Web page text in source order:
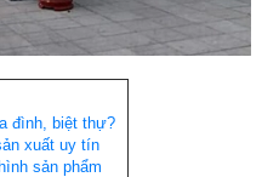
đình, biệt thự?
xuất uy tín
sản phẩm